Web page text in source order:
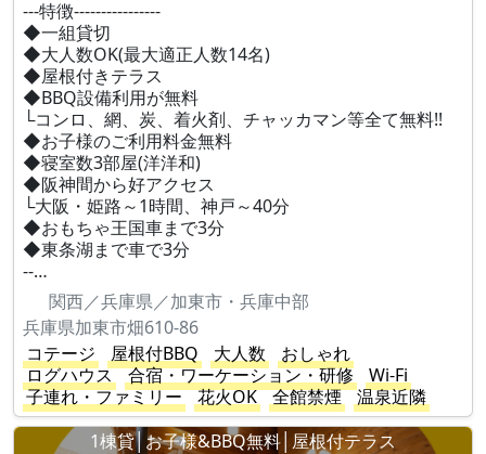
---特徴----------------
◆一組貸切
◆大人数OK(最大適正人数14名)
◆屋根付きテラス
◆BBQ設備利用が無料
└コンロ、網、炭、着火剤、チャッカマン等全て無料!!
◆お子様のご利用料金無料
◆寝室数3部屋(洋洋和)
◆阪神間から好アクセス
└大阪・姫路～1時間、神戸～40分
◆おもちゃ王国車まで3分
◆東条湖まで車で3分
--…
関西／兵庫県／加東市・兵庫中部
兵庫県加東市畑610-86
コテージ
屋根付BBQ 大人数
おしゃれ
ログハウス
合宿・ワーケーション・研修
Wi-Fi
子連れ・ファミリー
花火OK 全館禁煙
温泉近隣
1棟貸│お子様&BBQ無料│屋根付テラス